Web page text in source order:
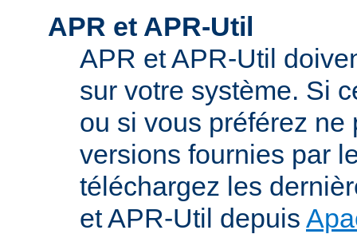
APR et APR-Util
APR et APR-Util
sur votre système. Si
ou si vous préférez ne
versions fournies par
téléchargez les
et APR-Util depuis